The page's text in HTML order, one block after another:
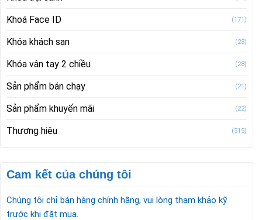
Khoá Face ID (171)
Khóa khách sạn (28)
Khóa vân tay 2 chiều (28)
Sản phẩm bán chạy (21)
Sản phẩm khuyến mãi (22)
Thương hiệu (515)
Cam kết của chúng tôi
Chúng tôi chỉ bán hàng chính hãng, vui lòng tham khảo kỹ
trước khi đặt mua.